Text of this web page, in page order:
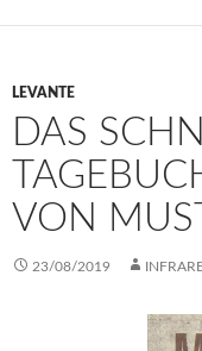
LEVANTE
DAS
VON
23/08/2019